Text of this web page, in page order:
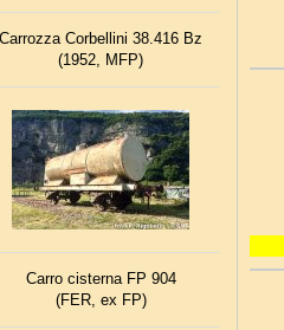
Carrozza Corbellini 38.416 Bz
(1952, MFP)
Carro cisterna FP 904
(FER, ex FP)